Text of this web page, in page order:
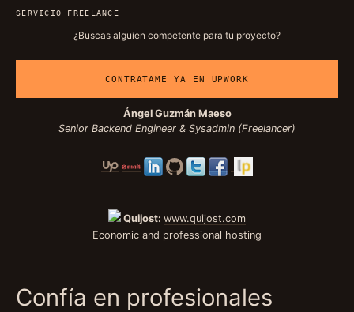
SERVICIO FREELANCE
¿Buscas alguien competente para tu proyecto?
CONTRATAME YA EN UPWORK
Ángel Guzmán Maeso
Senior Backend Engineer & Sysadmin (Freelancer)
Quijost: www.quijost.com
Economic and professional hosting
Confía en profesionales